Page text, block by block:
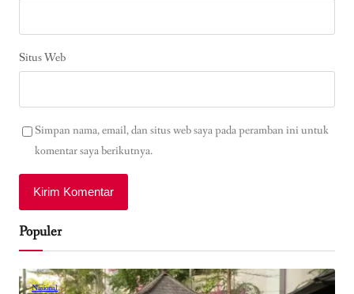
Situs Web
Simpan nama, email, dan situs web saya pada peramban ini untuk
komentar saya berikutnya.
Populer
Nasional